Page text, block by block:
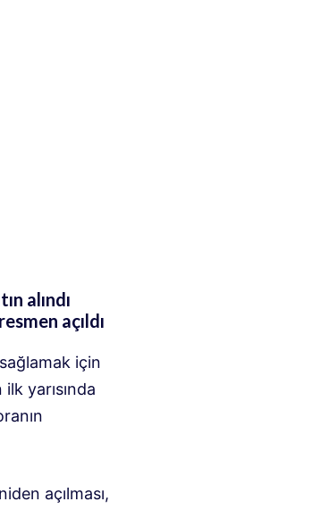
alındı
açıldı
için
yarısında
açılması,